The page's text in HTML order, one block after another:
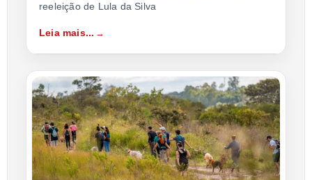
reeleição de Lula da Silva
Leia mais...